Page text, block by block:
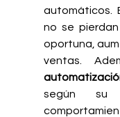
automáticos.
no se
oportuna,
ventas.
según